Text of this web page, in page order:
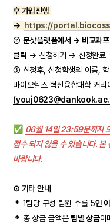
후 가입진행
→ https://
➁ 문샷플랫폼에서 → 비교과
클릭 → 신청하기 → 신청완료
➂ 신청후, 신청학생의 이름,
바이오헬스 혁신융합대학 커
✅ 06월 14일 23:59분까지
접수 되지 않을 수 있습니다.
바랍니다.
⊙ 기타 안내
＊ 1팀당 구성 팀원 수를 5인
＊ 총 상금 금액은 팀별 상금이